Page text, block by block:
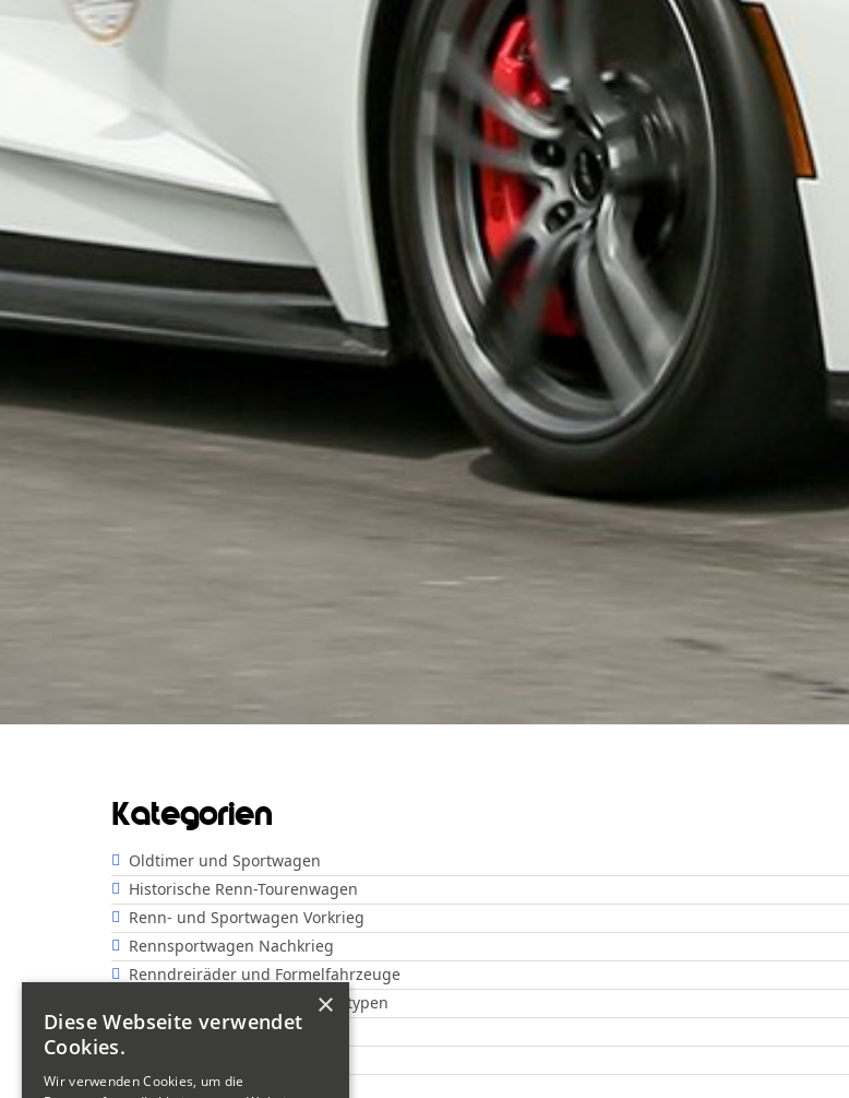
Kategorien
Oldtimer und Sportwagen
Historische Renn-Tourenwagen
Renn- und Sportwagen Vorkrieg
Rennsportwagen Nachkrieg
Renndreiräder und Formelfahrzeuge
Offene Rennwagen und Prototypen
Show
Motorräder "Sportsman"
×
Diese Webseite verwendet
Cookies.
Wir verwenden Cookies, um die